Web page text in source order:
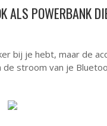
ALS POWERBANK
bij je hebt, maar de
stroom van je